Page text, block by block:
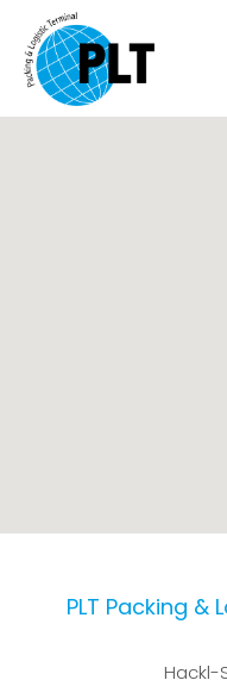
Login
Username
24h / 365days
PLT Packing &
Hackl-